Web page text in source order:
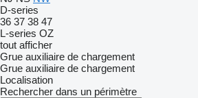
D-series
36 37 38 47
L-series OZ
tout afficher
Grue auxiliaire de chargement
Grue auxiliaire de chargement
Localisation
Rechercher dans un périmètre